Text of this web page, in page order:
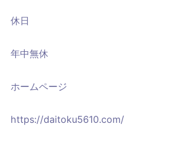
休日
年中無休
ホームページ
https://daitoku5610.com/